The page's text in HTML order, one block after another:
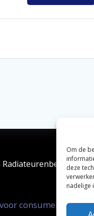
Om de
deze
nadelige
Radiateurenbedrijf.
consumenten|